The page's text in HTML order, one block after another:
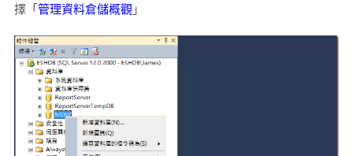
擇「 管理資料倉儲概觀」